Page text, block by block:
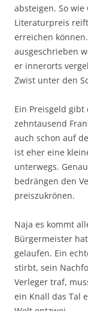
absteigen. So wie
Literaturpreis
erreichen
ausgeschrieben
er innerorts
Zwist unter den
Ein Preisgeld
zehntausend
auch schon auf
ist eher eine
unterwegs.
bedrängen den
preiszukrönen.
Naja es kommt
Bürgermeister
gelaufen. Ein
stirbt, sein
Verleger traf,
ein Knall das Tal